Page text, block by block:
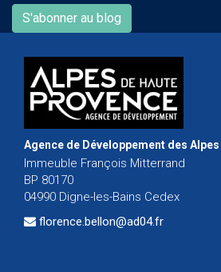
S'abonner au blog
Agence de Développement des
Immeuble François Mitterrand
BP 80170
04990 Digne-les-Bains Cedex
florence.bellon@ad04.fr